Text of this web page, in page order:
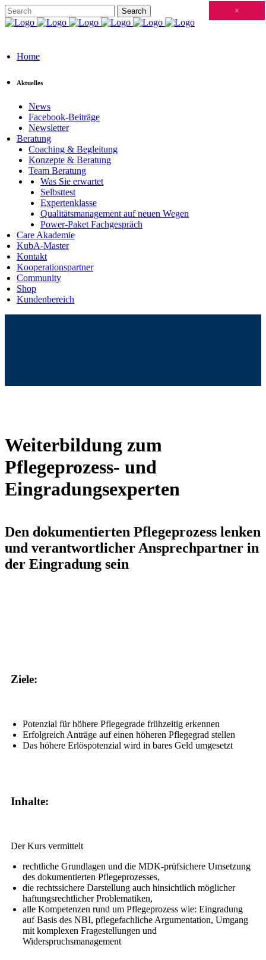
Home
Aktuelles
News
Facebook-Beiträge
Newsletter
Beratung
Coaching & Begleitung
Konzepte & Beratung
Team Beratung
Was Sie erwartet
Selbsttest
Expertenklasse
Qualitätsmanagement auf neuen Wegen
Power-Paket Fachgespräch
Care Akademie
KubA-Master
Kontakt
Kooperationspartner
Community
Shop
Kundenbereich
Weiterbildung zum
Pflegeprozess- und
Eingradungsexperten
Den dokumentierten Pflegeprozess lenken
und verantwortlicher Ansprechpartner in
der Eingradung sein
Ziele:
Potenzial für höhere Pflegegrade frühzeitig erkennen
Erfolgreich Anträge auf einen höheren Pflegegrad stellen
Das höhere Erlöspotenzial wird in bares Geld umgesetzt
Inhalte:
Der Kurs vermittelt
rechtliche Grundlagen und die MDK-prüfsichere Umsetzung
des dokumentierten Pflegeprozesses,
die rechtssichere Darstellung auch hinsichtlich möglicher
haftungsrechtlicher Problematiken,
alle Kompetenzen rund um Pflegeprozess wie: Eingradung
auf Basis des NBI, pflegefachliche Argumentation, Umgang
mit komplexen Fragestellungen und
Widerspruchsmanagement
Schließen
×
×
×
×
×
×
×
×
×
×
×
×
×
×
×
×
×
×
×
×
×
×
×
×
×
×
×
×
×
×
×
×
×
×
×
×
×
×
×
×
×
×
×
×
×
×
×
×
×
×
×
×
×
×
×
×
×
×
×
×
×
×
×
×
×
×
×
×
×
×
×
×
×
×
×
×